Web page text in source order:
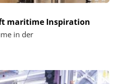
maritime Inspiration
in der